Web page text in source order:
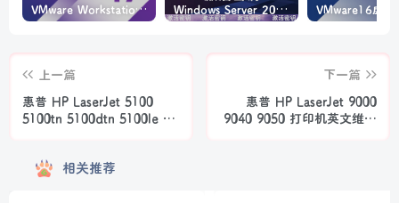
VMware Workstation PRO v17.6.4 正式版_虚拟机(带激活密钥) Windows Server 2022激活密钥 2024 5月更新
上一篇
惠普 HP LaserJet 5100
5100tn 5100dtn 5100le 打
下一篇
惠普 HP LaserJet 9000
9040 9050 打印机英文维修
相关推荐